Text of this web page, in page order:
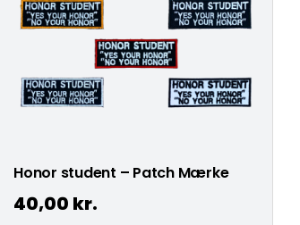
Honor student – Patch Mærke
40,00 kr.